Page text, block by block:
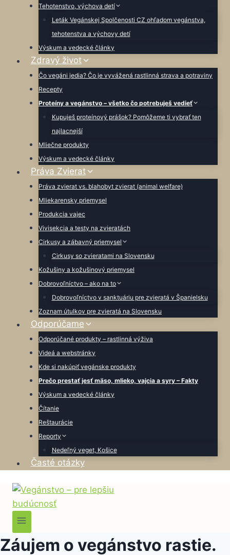
Tehotenstvo, výchova detí
Leták Vegánskej Spolčenosti CZ ohľadom vegánstva,
tehotenstva a výchovy detí
Výskum a vedecké články
Zdravý život
Čo vegáni jedia? Čo je vyvážená rastlinná strava a potraviny
Recepty
Proteíny a vegánstvo – všetko čo potrebuješ vedieť
Kupuješ proteínový prášok? Pomôžeme ti vybrať ten
najlacnejší
Mliečne produkty
Výskum a vedecké články
Práva Zvierat
Práva zvierat vs. blahobyt zvierat (animal welfare)
Mliekarensky priemysel
Produkcia vajec
Vivisekcia a testy na zvieratách
Cirkusy a zábavný priemysel
Cirkusy so zvieratami na Slovensku
Kožušiny a kožušinový priemysel
Dobrovoľníctvo – ako na to
Dobrovoľníctvo v sanktuáriu pre zvieratá v Španielsku
Zoznam útulkov pre zvieratá na Slovensku
Odporúčame
Odporúčané produkty – rastlinná výživa
Videá a webstránky
Kde si nakúpiť vegánske produkty
Prečo prestať jesť mäso, mlieko, vajcia a syry – Fakty
Výskum a vedecké články
Čítanie
Reštaurácie
Reporty
Nedeľný veget, Košice
Časté otázky
Záujem o vegánstvo rastie.